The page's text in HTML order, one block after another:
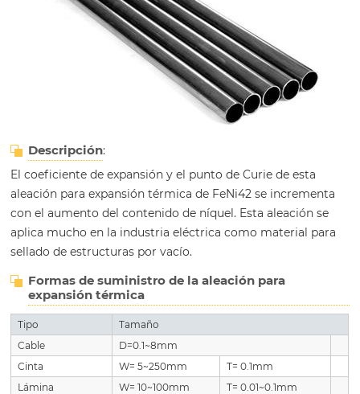
Descripción:
El coeficiente de expansión y el punto de Curie de esta
aleación para expansión térmica de FeNi42 se incrementa
con el aumento del contenido de níquel. Esta aleación se
aplica mucho en la industria eléctrica como material para
sellado de estructuras por vacío.
Formas de suministro de la aleación para
expansión térmica
Tipo
Tamaño
Cable
D=0.1~8mm
Cinta
W= 5~250mm
T= 0.1mm
Lámina
W= 10~100mm
T= 0.01~0.1mm